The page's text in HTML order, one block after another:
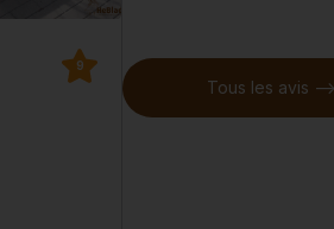
9
Tous les avis --